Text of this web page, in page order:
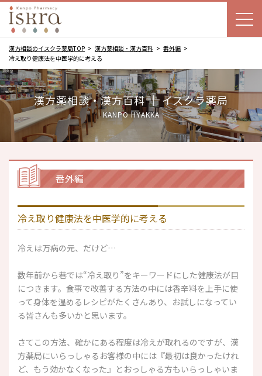
漢方相談のイスクラ薬局TOP 漢方薬相談・漢方百科
番外編
冷え取り健康法を中医学的に考える
漢方薬相談・漢方百科 ｜ イスクラ薬局
KANPO HYAKKA
番外編
冷え取り健康法を中医学的に考える
冷えは万病の元、だけど…
数年前から巷では“冷え取り”をキーワードにした健康法が目
につきます。食事で改善する方法の中には香辛料を上手に使
って身体を温めるレシピがたくさんあり、お試しになってい
る皆さんも多いかと思います。
さてこの方法、確かにある程度は冷えが取れるのですが、漢
方薬局にいらっしゃるお客様の中には『最初は良かったけれ
ど、もう効かなくなった』とおっしゃる方もいらっしゃいま